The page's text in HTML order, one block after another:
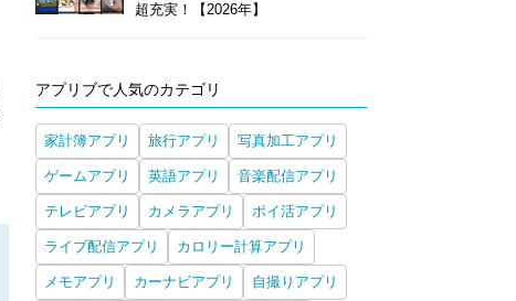
超充実！【2026年】
アプリブで人気のカテゴリ
家計簿アプリ 旅行アプリ 写真加工アプリ
ゲームアプリ 英語アプリ 音楽配信アプリ
テレビアプリ カメラアプリ ポイ活アプリ
ライブ配信アプリ カロリー計算アプリ
メモアプリ カーナビアプリ 自撮りアプリ